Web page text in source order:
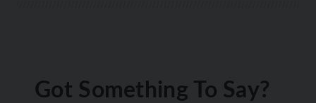
Got Something To Say?